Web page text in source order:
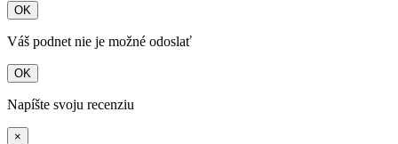
OK
Váš podnet nie je možné odoslať
OK
Napíšte svoju recenziu
×